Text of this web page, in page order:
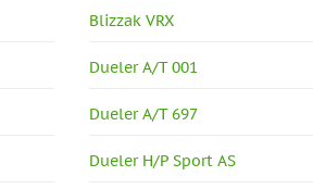
Blizzak VRX
Dueler A/T 001
Dueler A/T 697
Dueler H/P Sport AS